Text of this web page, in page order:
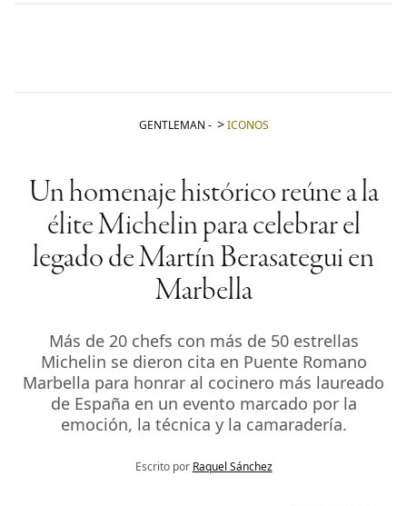
GENTLEMAN - ICONOS
Un homenaje histórico reúne a la
élite Michelin para celebrar el
legado de Martín Berasategui en
Marbella
Más de 20 chefs con más de 50 estrellas
Michelin se dieron cita en Puente Romano
Marbella para honrar al cocinero más laureado
de España en un evento marcado por la
emoción, la técnica y la camaradería.
Escrito por Raquel Sánchez